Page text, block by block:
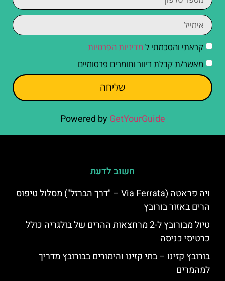
קראתי והסכמתי ל מדיניות הפרטיות
מאשר/ת קבלת דיוור וחומרים פרסומיים
שליחה
Powered by GetYourGuide
חשוב לדעת
ויה פראטה (Via Ferrata – "דרך הברזל") מסלול טיפוס
הרים באזור בורובץ
טיול מבורובץ ל-2 מרחצאות ההרים של בולגריה כולל
כרטיסי כניסה
בורובץ קזינו – בתי קזינו והימורים בבורובץ מדריך
למהמרים